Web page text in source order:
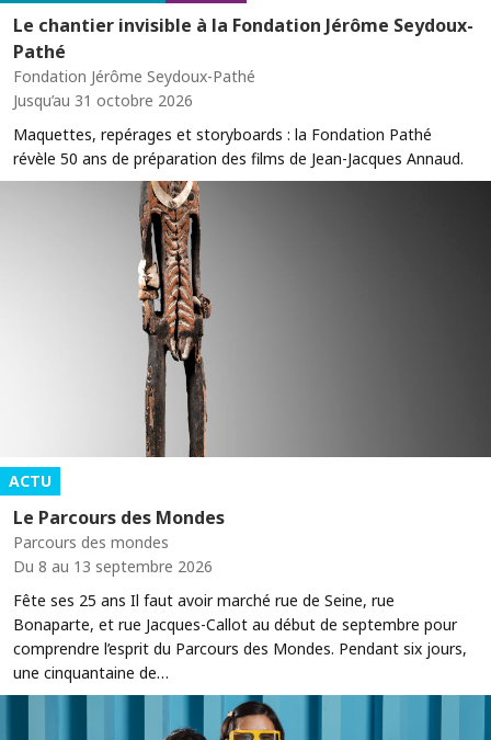
Le chantier invisible à la Fondation Jérôme Seydoux-
Pathé
Fondation Jérôme Seydoux-Pathé
Jusqu’au 31 octobre 2026
Maquettes, repérages et storyboards : la Fondation Pathé
révèle 50 ans de préparation des films de Jean-Jacques Annaud.
ACTU
Le Parcours des Mondes
Parcours des mondes
Du 8 au 13 septembre 2026
Fête ses 25 ans Il faut avoir marché rue de Seine, rue
Bonaparte, et rue Jacques-Callot au début de septembre pour
comprendre l’esprit du Parcours des Mondes. Pendant six jours,
une cinquantaine de…